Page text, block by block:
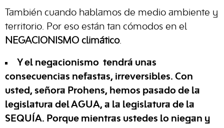
También cuando hablamos de medio ambiente y
territorio. Por eso están tan cómodos en el
NEGACIONISMO climático.
Y el negacionismo tendrá unas
consecuencias nefastas, irreversibles. Con
usted, señora Prohens, hemos pasado de la
legislatura del AGUA, a la legislatura de la
SEQUÍA. Porque mientras ustedes lo niegan y